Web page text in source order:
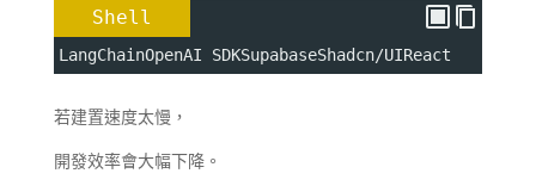
Shell
LangChainOpenAI SDKSupabaseShadcn/UIReact
若建置速度太慢，
開發效率會大幅下降。